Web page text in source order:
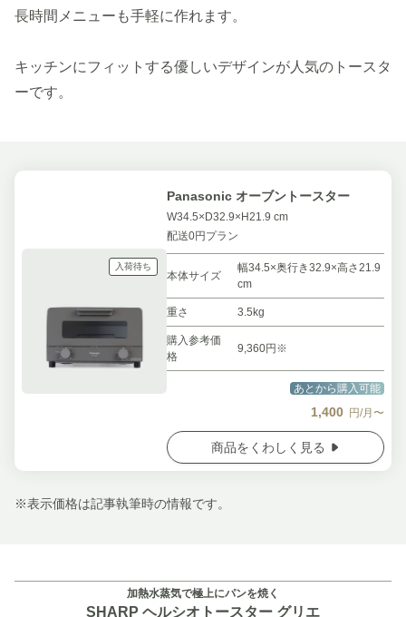
長時間メニューも手軽に作れます。
キッチンにフィットする優しいデザインが人気のトースタ
ーです。
入荷待ち
Panasonic オーブントースター
W34.5×D32.9×H21.9 cm
配送0円プラン
本体サイズ
幅34.5×奥行き32.9×高さ21.9
cm
重さ 3.5kg
購入参考価
格
9,360円※
あとから購入可能
1,400 円/月〜
商品をくわしく見る
※表示価格は記事執筆時の情報です。
加熱水蒸気で極上にパンを焼く
SHARP ヘルシオトースター グリエ